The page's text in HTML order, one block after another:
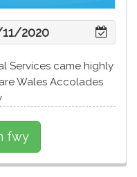
2020
Services came highly
Wales Accolades
fwy